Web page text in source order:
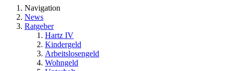
Navigation
News
Ratgeber
Hartz IV
Kindergeld
Arbeitslosengeld
Wohngeld